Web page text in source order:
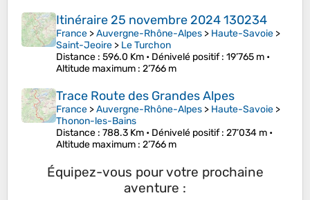
Itinéraire 25 novembre 2024 130234
France >Auvergne-Rhône-Alpes > Haute-Savoie >
Saint-Jeoire > Le Turchon
Distance : 596.0 Km • Dénivelé positif: 19’765 m •
Altitude maximum : 2’766 m
Trace Route des Grandes Alpes
France >Auvergne-Rhône-Alpes > Haute-Savoie >
Thonon-les-Bains
Distance : 788.3 Km • Dénivelé positif: 27’034 m •
Altitude maximum : 2’766 m
Équipez-vous pour votre prochaine
aventure :